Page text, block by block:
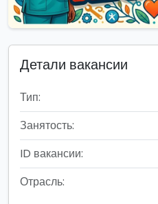
Детали вакансии
Тип:
Занятость:
ID вакансии:
Отрасль: